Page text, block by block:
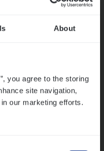
About
you agree to the storing
site navigation,
our marketing efforts.
— Soci­al